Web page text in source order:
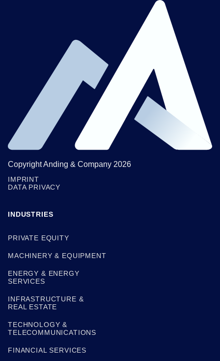
Copyright Anding & Company 2026
IMPRINT
DATA PRIVACY
INDUSTRIES
PRIVATE EQUITY
MACHINERY & EQUIPMENT
ENERGY & ENERGY
SERVICES
INFRASTRUCTURE &
REAL ESTATE
TECHNOLOGY &
TELECOMMUNICATIONS
FINANCIAL SERVICES